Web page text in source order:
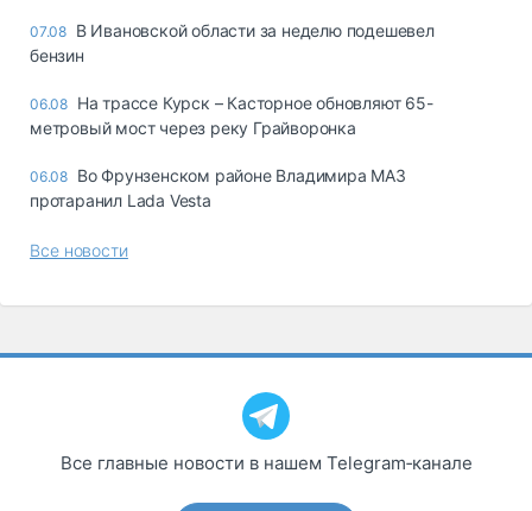
07.08 В Ивановской области за неделю подешевел
бензин
06.08 На трассе Курск – Касторное обновляют 65-
метровый мост через реку Грайворонка
06.08 Во Фрунзенском районе Владимира МАЗ
протаранил Lada Vesta
Все новости
Все главные новости в нашем Telegram‑канале